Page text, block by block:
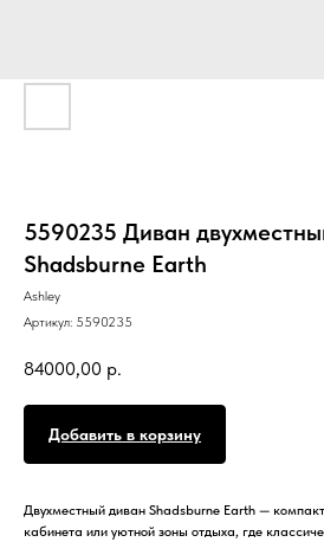
5590235 Диван
Shadsburne Earth
Ashley
Артикул: 5590235
84000,00 р.
Добавить в корзину
Двухместный диван Shadsburne Earth —
кабинета или уютной зоны отдыха, где